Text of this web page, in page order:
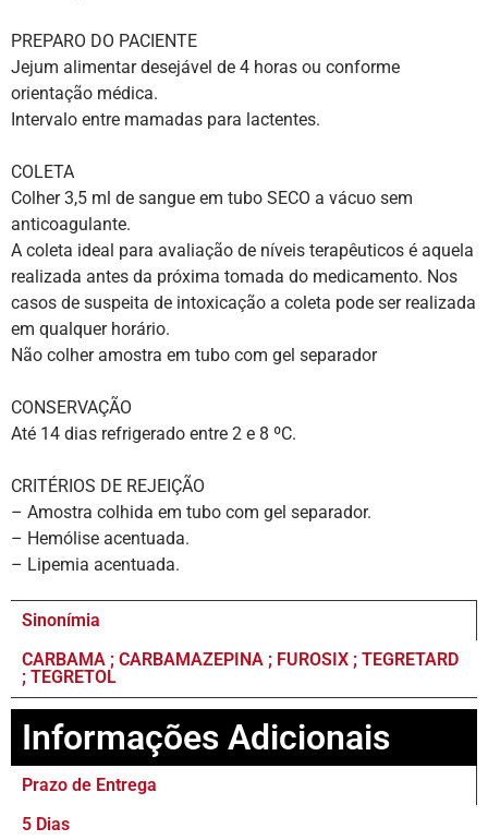
PREPARO DO PACIENTE
Jejum alimentar desejável de 4 horas ou conforme
orientação médica.
Intervalo entre mamadas para lactentes.
COLETA
Colher 3,5 ml de sangue em tubo SECO a vácuo sem
anticoagulante.
A coleta ideal para avaliação de níveis terapêuticos é aquela
realizada antes da próxima tomada do medicamento. Nos
casos de suspeita de intoxicação a coleta pode ser realizada
em qualquer horário.
Não colher amostra em tubo com gel separador
CONSERVAÇÃO
Até 14 dias refrigerado entre 2 e 8 ºC.
CRITÉRIOS DE REJEIÇÃO
– Amostra colhida em tubo com gel separador.
– Hemólise acentuada.
– Lipemia acentuada.
Sinonímia
CARBAMA ; CARBAMAZEPINA ; FUROSIX ; TEGRETARD
; TEGRETOL
Informações Adicionais
Prazo de Entrega
5 Dias